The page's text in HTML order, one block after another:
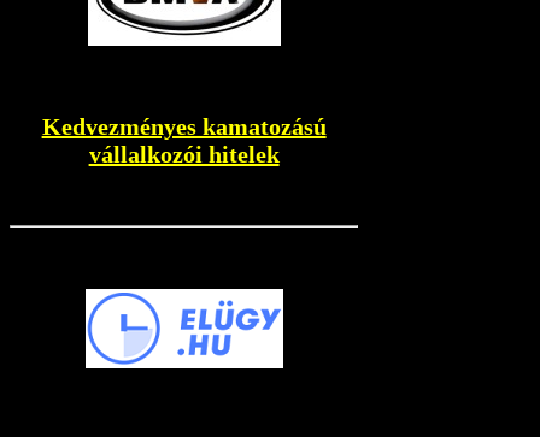
Kedvezményes kamatozású
vállalkozói hitelek